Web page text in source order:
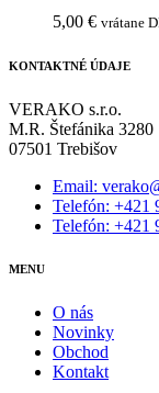
5,00 € vrátane
KONTAKTNÉ ÚDAJE
VERAKO s.r.o.
M.R. Štefánika 3280
07501 Trebišov
Email:
Telefón: +421
Telefón: +421
MENU
O nás
Novinky
Obchod
Kontakt